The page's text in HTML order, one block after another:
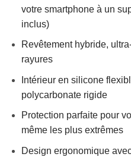
votre smartphone à un
inclus)
Revêtement hybride,
rayures
Intérieur en silicone
polycarbonate rigide
Protection parfaite pour
même les plus extrêmes
Design ergonomique